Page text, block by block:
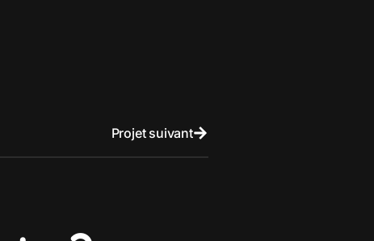
Projet suivant